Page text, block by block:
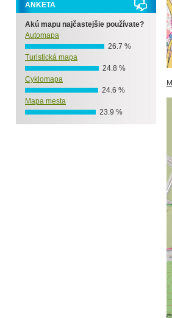
ANKETA
Akú mapu najčastejšie používate?
Automapa
26.7 %
Turistická mapa
24.8 %
Cyklomapa
24.6 %
Mapa mesta
23.9 %